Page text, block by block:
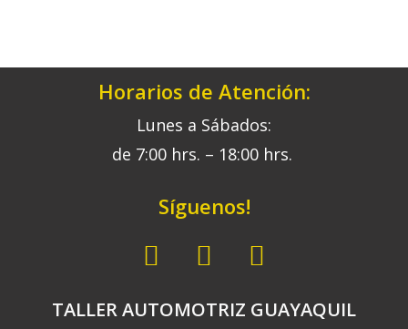
Horarios de Atención:
Lunes a Sábados:
de 7:00 hrs. – 18:00 hrs.
Síguenos!
TALLER AUTOMOTRIZ GUAYAQUIL